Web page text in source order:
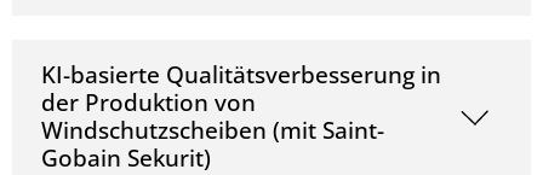
KI-basierte Qualitätsverbesserung in
der Produktion von
Windschutzscheiben (mit Saint-
Gobain Sekurit)